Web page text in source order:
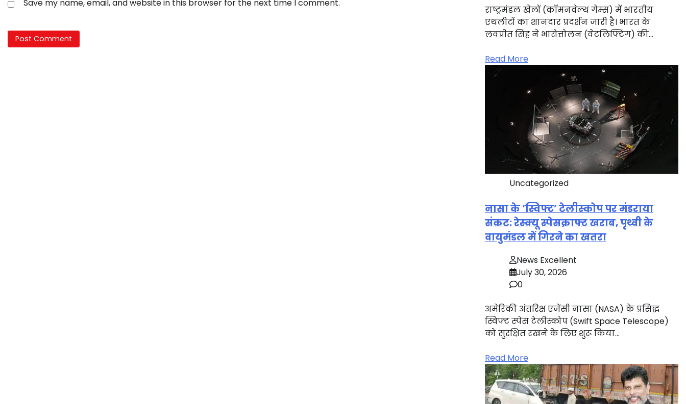
Save my name, email, and website in this browser for the next time I comment.
राष्ट्रमंडल खेलों (कॉमनवेल्थ गेम्स) में भारतीय
एथलीटों का शानदार प्रदर्शन जारी है। भारत के
लवप्रीत सिंह ने भारोत्तोलन (वेटलिफ्टिंग) की…
Read More
Uncategorized
नासा के ‘स्विफ्ट’ टेलीस्कोप पर मंडराया
संकट: रेस्क्यू स्पेसक्राफ्ट खराब, पृथ्वी के
वायुमंडल में गिरने का खतरा
News Excellent
July 30, 2026
0
अमेरिकी अंतरिक्ष एजेंसी नासा (NASA) के प्रसिद्ध
स्विफ्ट स्पेस टेलीस्कोप (Swift Space Telescope)
को सुरक्षित रखने के लिए शुरू किया…
Read More